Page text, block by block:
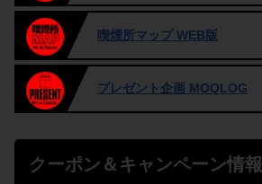
喫煙所マップ WEB版
プレゼント企画 MOQLOG
クーポン＆キャンペーン情報